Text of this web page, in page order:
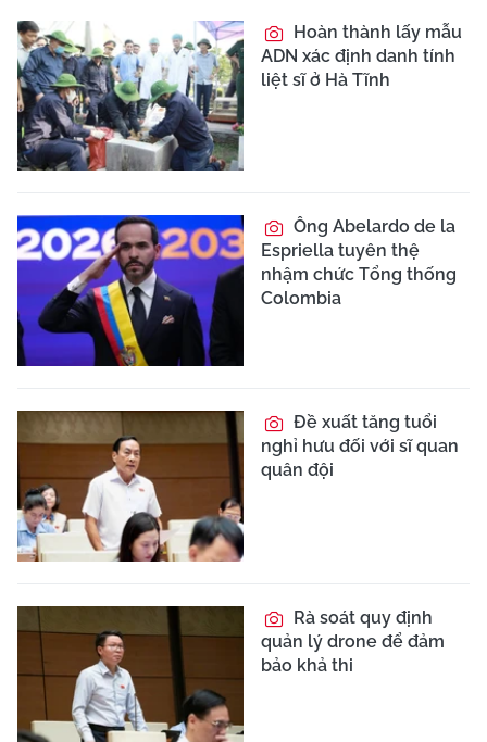
Hoàn thành lấy mẫu
ADN xác định danh tính
liệt sĩ ở Hà Tĩnh
Ông Abelardo de la
Espriella tuyên thệ
nhậm chức Tổng thống
Colombia
Đề xuất tăng tuổi
nghỉ hưu đối với sĩ quan
quân đội
Rà soát quy định
quản lý drone để đảm
bảo khả thi